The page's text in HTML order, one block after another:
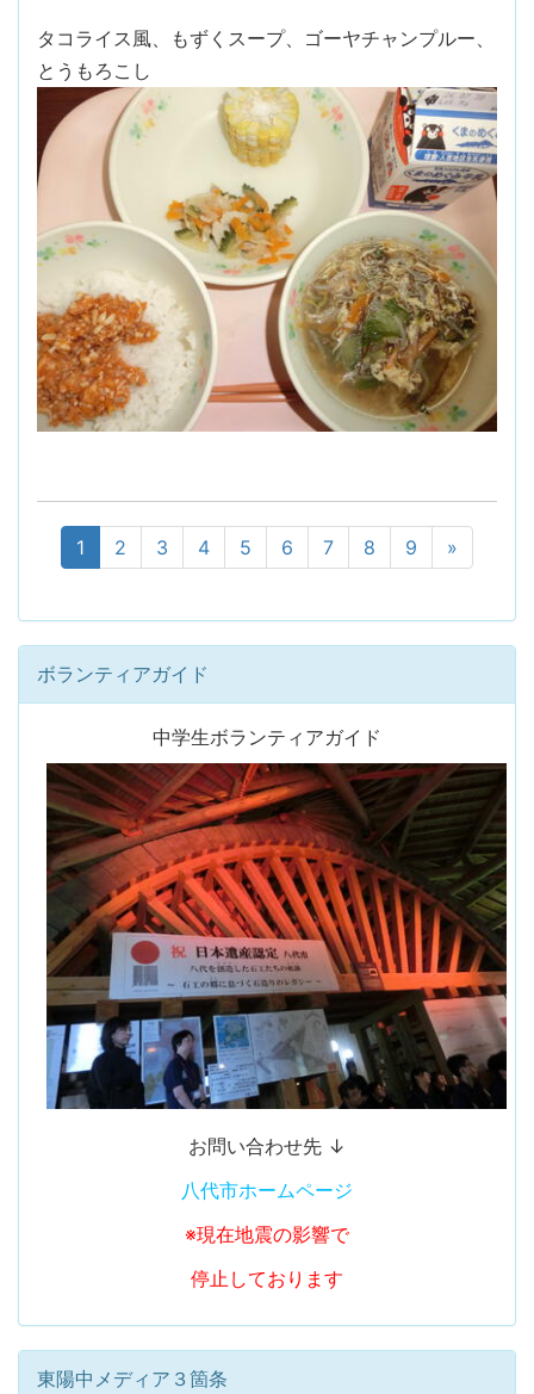
タコライス風、もずくスープ、ゴーヤチャンプルー、
とうもろこし
1 2 3 4 5 6 7 8 9 »
ボランティアガイド
中学生ボランティアガイド
お問い合わせ先 ↓
八代市ホームページ
※現在地震の影響で
停止しております
東陽中メディア３箇条